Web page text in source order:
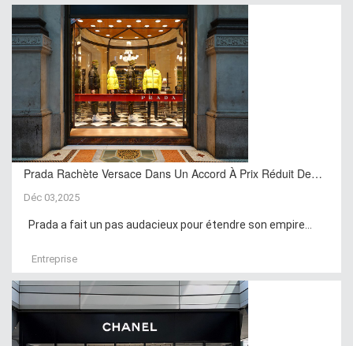
Prada Rachète Versace Dans Un Accord À Prix Réduit De…
Déc 03,2025
Prada a fait un pas audacieux pour étendre son empire...
Entreprise